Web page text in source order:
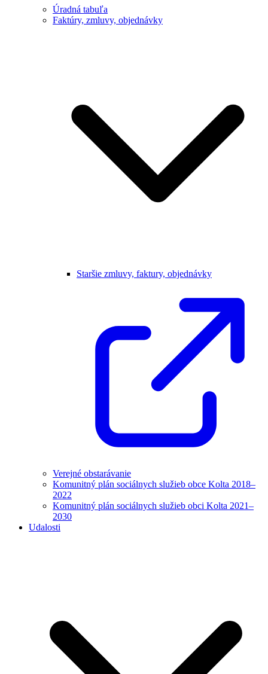
Úradná tabuľa
Faktúry, zmluvy, objednávky
Staršie zmluvy, faktury, objednávky
Verejné obstarávanie
Komunitný plán sociálnych služieb obce Kolta 2018–
2022
Komunitný plán sociálnych služieb obci Kolta 2021–
2030
Udalosti